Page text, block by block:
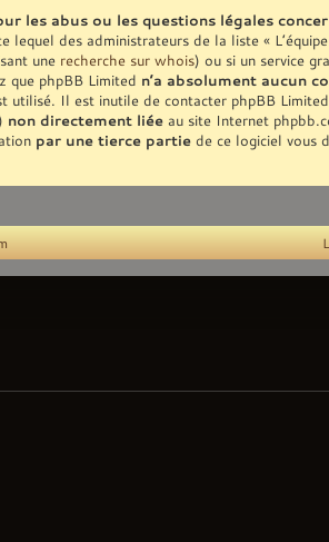
les abus ou les questions légales
lequel des administrateurs de la liste «
une recherche sur whois) ou si un service
que phpBB Limited n’a absolument aucun
utilisé. Il est inutile de contacter phpBB
non directement liée au site Internet
par une tierce partie de ce logiciel vous